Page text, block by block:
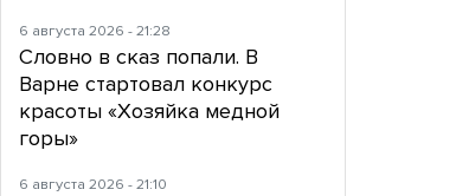
6 августа 2026 - 21:28
Словно в сказ попали. В
Варне стартовал конкурс
красоты «Хозяйка медной
горы»
6 августа 2026 - 21:10